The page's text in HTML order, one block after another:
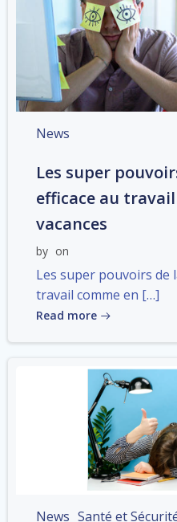
News
Les super
efficace au
vacances
by on
Les super pouvoirs de
travail comme en […]
Read more
News Santé et